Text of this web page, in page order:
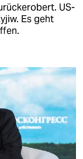
US-
Es geht